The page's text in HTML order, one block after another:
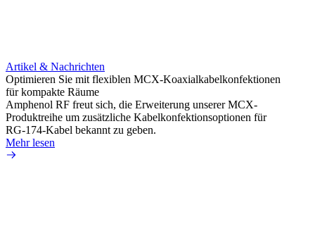
Artikel & Nachrichten
Optimieren Sie mit flexiblen MCX-Koaxialkabelkonfektionen
für kompakte Räume
Amphenol RF freut sich, die Erweiterung unserer MCX-
Produktreihe um zusätzliche Kabelkonfektionsoptionen für
RG-174-Kabel bekannt zu geben.
Mehr lesen